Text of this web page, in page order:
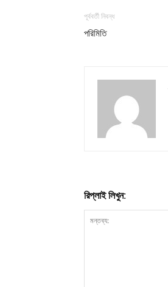
পূর্ববর্তী নিবন্ধ
পরিমিতি
রিপ্লাই লিখুন: